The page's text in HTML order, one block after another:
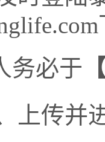
务必于
上传并